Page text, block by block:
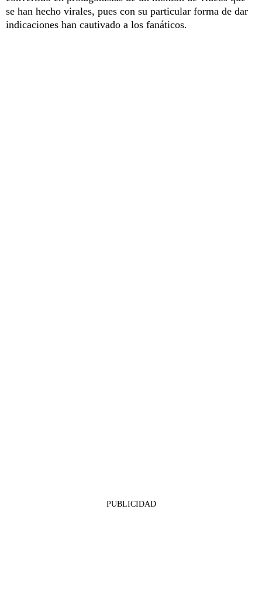
se han hecho virales, pues con su particular forma de dar
indicaciones han cautivado a los fanáticos.
PUBLICIDAD